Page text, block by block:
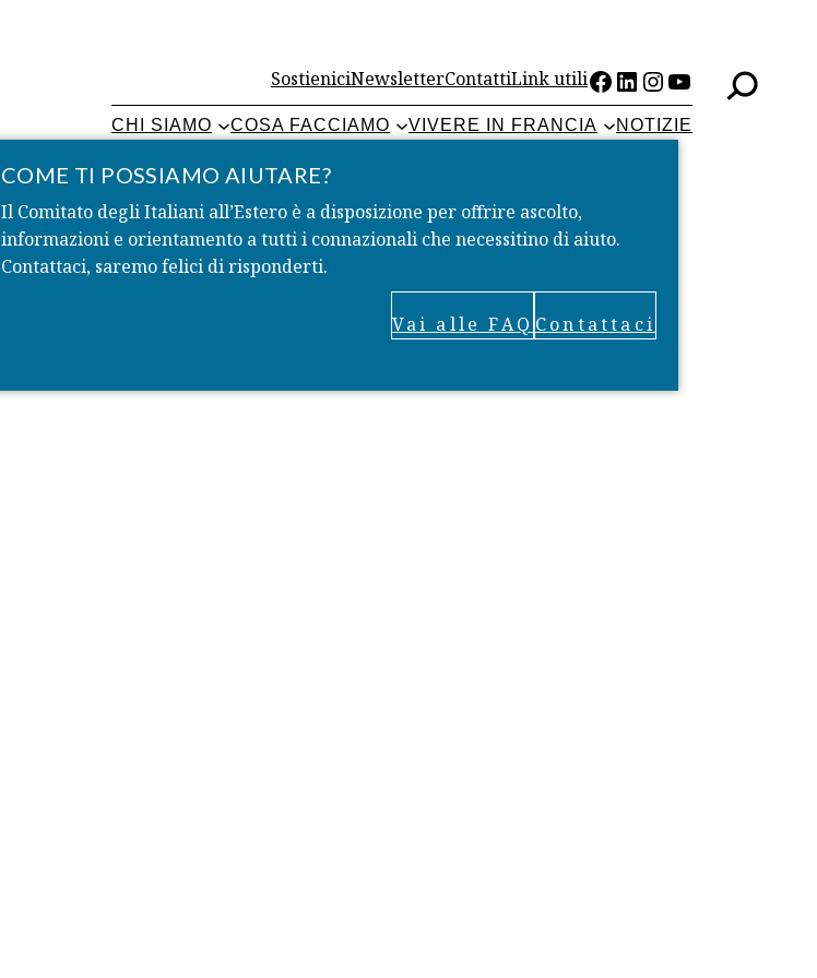
SostieniciNewsletterContattiLink utiliFacebook
LinkedIn
Instagram
YouTube
CHI SIAMO COSA FACCIAMO VIVERE IN FRANCIA NOTIZIE
COME TI POSSIAMO AIUTARE?
Il Comitato degli Italiani all’Estero è a disposizione per offrire ascolto,
informazioni e orientamento a tutti i connazionali che necessitino di aiuto.
Contattaci, saremo felici di risponderti.
Vai alle FAQ Contattaci